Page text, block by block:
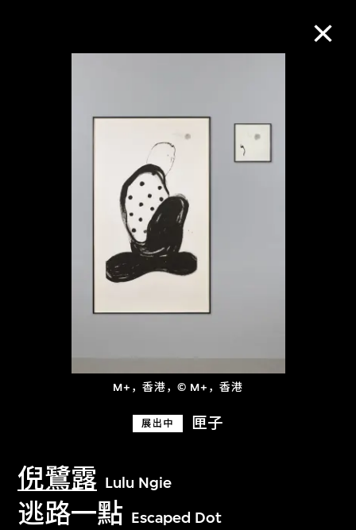
M+，香港，© M+，香港
展出中 匣子
倪鷺露 Lulu Ngie
逃路一點 Escaped Dot
关于M+藏品